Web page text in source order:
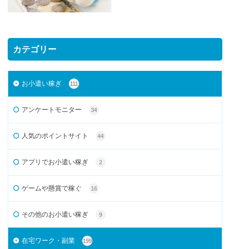
カテゴリー
お小遣い稼ぎ 111
アンケートモニター 34
人気のポイントサイト 44
アプリでお小遣い稼ぎ 2
ゲームや懸賞で稼ぐ 16
その他のお小遣い稼ぎ 9
在宅ワーク・副業 199